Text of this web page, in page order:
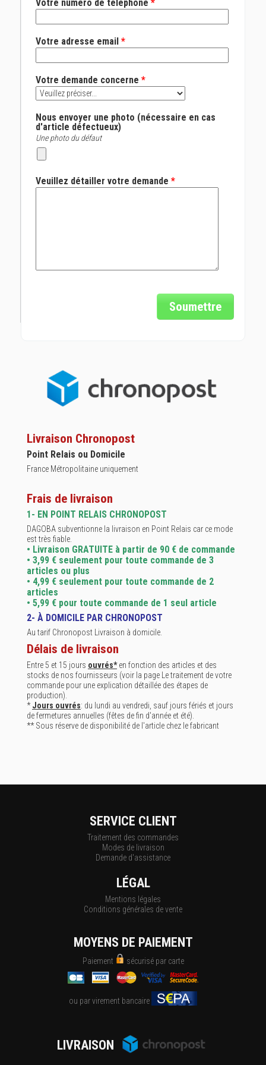
Votre numéro de téléphone *
Votre adresse email *
Votre demande concerne *
Nous envoyer une photo (nécessaire en cas
d'article défectueux)
Une photo du défaut
Veuillez détailler votre demande *
Soumettre
Livraison Chronopost
Point Relais ou Domicile
France Métropolitaine uniquement
Frais de livraison
1- EN POINT RELAIS CHRONOPOST
DAGOBA subventionne la livraison en Point Relais car ce mode
est très fiable.
• Livraison GRATUITE à partir de 90 € de commande
• 3,99 € seulement pour toute commande de 3
articles ou plus
• 4,99 € seulement pour toute commande de 2
articles
• 5,99 € pour toute commande de 1 seul article
2- À DOMICILE PAR CHRONOPOST
Au tarif Chronopost Livraison à domicile.
Délais de livraison
Entre 5 et 15 jours ouvrés*en fonction des articles et des
stocks de nos fournisseurs (voir la page
Le traitement de votre
commande pour une explication détaillée des étapes de
production).
*Jours ouvrés: du lundi au vendredi, sauf jours fériés et jours
de fermetures annuelles (fêtes de fin d'année et été).
** Sous réserve de disponibilité de l'article chez le fabricant
SERVICE CLIENT
Traitement des commandes
Modes de livraison
Demande d'assistance
LÉGAL
Mentions légales
Conditions générales de vente
MOYENS DE PAIEMENT
Paiement sécurisé par carte
ou par virement bancaire
LIVRAISON